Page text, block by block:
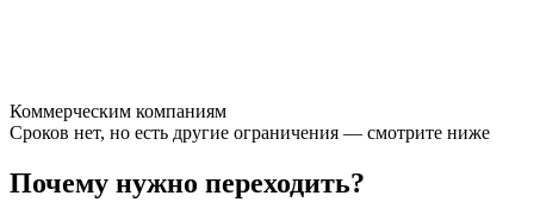
Коммерческим компаниям
Сроков нет, но есть другие ограничения — смотрите ниже
Почему нужно переходить?